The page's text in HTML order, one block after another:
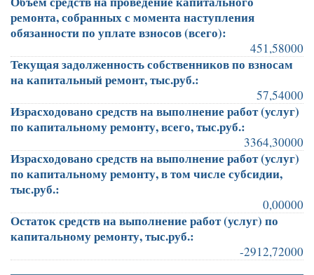
ремонта, собранных с момента наступления
обязанности по уплате взносов (всего):
451,58000
Текущая задолженность собственников по взносам
на капитальный ремонт, тыс.руб.:
57,54000
Израсходовано средств на выполнение работ (услуг)
по капитальному ремонту, всего, тыс.руб.:
3364,30000
Израсходовано средств на выполнение работ (услуг)
по капитальному ремонту, в том числе субсидии,
тыс.руб.:
0,00000
Остаток средств на выполнение работ (услуг) по
капитальному ремонту, тыс.руб.:
-2912,72000